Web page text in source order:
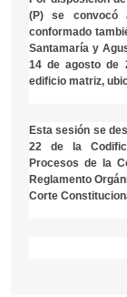
(P) se convocó
conformado
Santamaría y
14 de agosto de
edificio matriz,
Esta sesión se
22 de la
Procesos de la
Reglamento
Corte